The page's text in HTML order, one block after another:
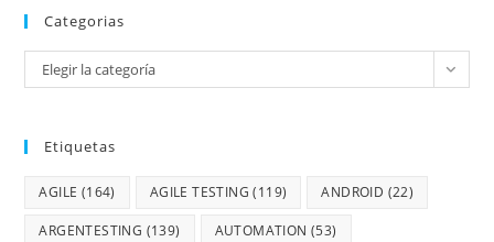
Categorias
Elegir la categoría
Etiquetas
AGILE (164) AGILE TESTING (119) ANDROID (22)
ARGENTESTING (139) AUTOMATION (53)